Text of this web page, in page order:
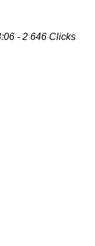
- 2 646 Clicks